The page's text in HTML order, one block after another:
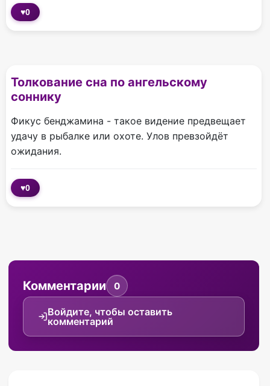
♥0
Толкование сна по ангельскому
соннику
Фикус бенджамина - такое видение предвещает
удачу в рыбалке или охоте. Улов превзойдёт
ожидания.
♥0
Комментарии 0
Войдите, чтобы оставить
комментарий